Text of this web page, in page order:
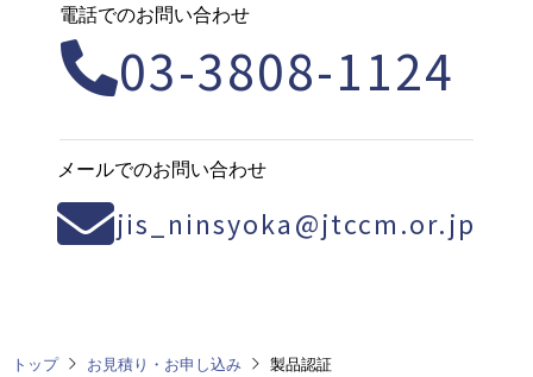
電話でのお問い合わせ
03-3808-1124
メールでのお問い合わせ
jis_ninsyoka@jtccm.or.jp
トップ お見積り・お申し込み 製品認証